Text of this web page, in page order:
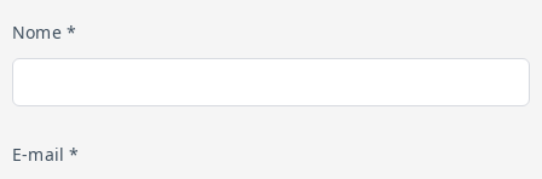
Nome *
E-mail *